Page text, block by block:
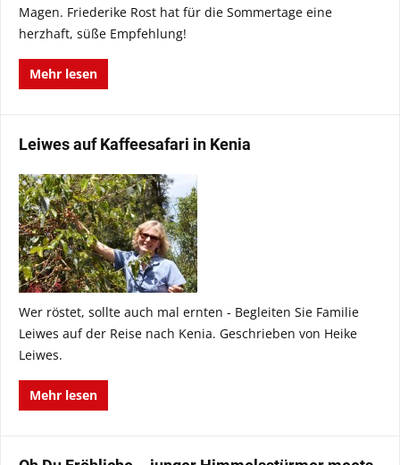
Magen. Friederike Rost hat für die Sommertage eine
herzhaft, süße Empfehlung!
Mehr lesen
Leiwes auf Kaffeesafari in Kenia
Wer röstet, sollte auch mal ernten - Begleiten Sie Familie
Leiwes auf der Reise nach Kenia. Geschrieben von Heike
Leiwes.
Mehr lesen